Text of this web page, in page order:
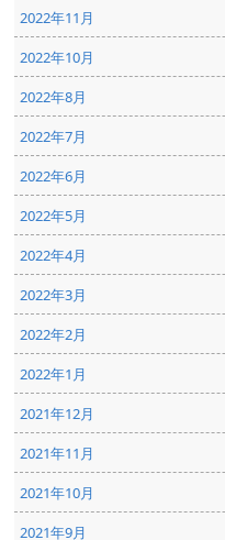
2022年11月
2022年10月
2022年8月
2022年7月
2022年6月
2022年5月
2022年4月
2022年3月
2022年2月
2022年1月
2021年12月
2021年11月
2021年10月
2021年9月